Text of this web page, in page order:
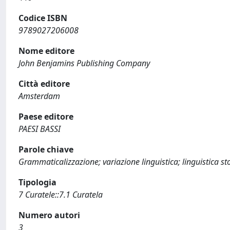
Codice ISBN
9789027206008
Nome editore
John Benjamins Publishing Company
Città editore
Amsterdam
Paese editore
PAESI BASSI
Parole chiave
Grammaticalizzazione; variazione linguistica; linguistica
Tipologia
7 Curatele::7.1 Curatela
Numero autori
3